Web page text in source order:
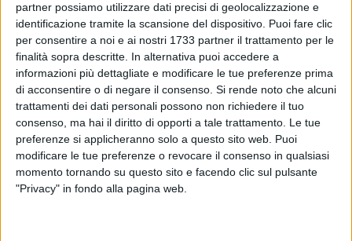
partner possiamo utilizzare dati precisi di geolocalizzazione e
identificazione tramite la scansione del dispositivo. Puoi fare clic
per consentire a noi e ai nostri 1733 partner il trattamento per le
finalità sopra descritte. In alternativa puoi accedere a
informazioni più dettagliate e modificare le tue preferenze prima
di acconsentire o di negare il consenso. Si rende noto che alcuni
trattamenti dei dati personali possono non richiedere il tuo
consenso, ma hai il diritto di opporti a tale trattamento. Le tue
preferenze si applicheranno solo a questo sito web. Puoi
modificare le tue preferenze o revocare il consenso in qualsiasi
momento tornando su questo sito e facendo clic sul pulsante
"Privacy" in fondo alla pagina web.
Nella stessa occasione, il Presidente del Consiglio firmerà il
"Patto per la Basilicata" insieme al Presidente della Regione
Marcello Pittella.
Un accordo di programma che prevede investimenti per 2,2
miliardi di euro per il primo biennio, su una proposta
complessiva della Regione che ammonta a quattro miliardi,
per finanziare quattro "pilastri" per lo sviluppo della Regione
nel settore delle infrastrutture, ambiente de energia, sviluppo,
turismo e cultura e welfare e legalità.